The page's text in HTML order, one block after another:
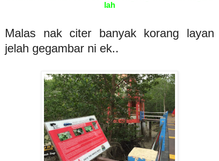
lah
Malas nak citer banyak korang layan
jelah gegambar ni ek..